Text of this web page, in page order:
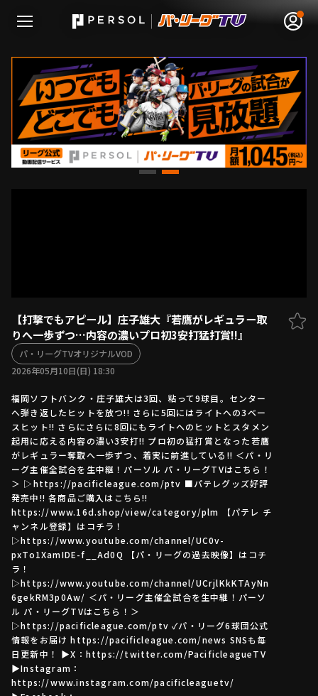
無料アカウント登録 ログイン
HOME
ファーム東地区
ファーム中地区
ファーム西地区
交流戦
選手名鑑
選手名鑑トップ
北海道日本ハムファイターズ
東北楽天ゴールデンイーグルス
埼玉西武ライオンズ
千葉ロッテマリーンズ
オリックス・バファローズ
福岡ソフトバンクホークス
ニュース
設定
利用規約 プライバシーポリシー
【打撃でもアピール】庄子雄大『若鷹がレギュラー取
りへ一歩ずつ…内容の濃いプロ初3安打猛打賞!!』
パ・リーグTVオリジナルVOD
2026年05月10日(日) 18:30
福岡ソフトバンク・庄子雄大は3回、粘って9球目。センター
へ弾き返したヒットを放つ!! さらに5回にはライトへの3ベー
スヒット!! さらにさらに8回にもライトへのヒットとスタメン
起用に応える内容の濃い3安打!! プロ初の猛打賞となった若鷹
がレギュラー奪取へ一歩ずつ、着実に前進している!! ＜パ・リ
ーグ主催全試合を生中継！パーソル パ・リーグTVはこちら！
＞ ▷https://pacificleague.com/ptv ■パテレグッズ好評
発売中!! 各商品ご購入はこちら!!
https://www.16d.shop/view/category/plm 【パテレ チ
ャンネル登録】はコチラ！
▷https://www.youtube.com/channel/UC0v-
pxTo1XamIDE-f__Ad0Q 【パ・リーグの過去映像】はコチ
ラ！
▷https://www.youtube.com/channel/UCrjlKkKTAyNn
6gekRM3p0Aw/ ＜パ・リーグ主催全試合を生中継！パーソ
ル パ・リーグTVはこちら！＞
▷https://pacificleague.com/ptv ✓パ・リーグ6球団公式
情報をお届け https://pacificleague.com/news SNSも毎
日更新中！ ▶X：https://twitter.com/PacificleagueTV
▶Instagram：
https://www.instagram.com/pacificleaguetv/